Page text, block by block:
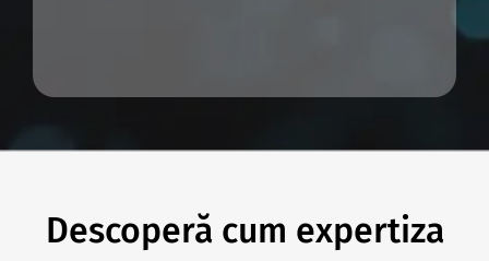
Descoperă cum expertiza